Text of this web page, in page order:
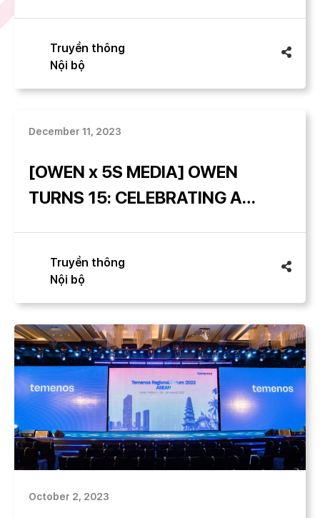
Truyền thông
Nội bộ
December 11, 2023
[OWEN x 5S MEDIA] OWEN
TURNS 15: CELEBRATING A
Truyền thông
Nội bộ
October 2, 2023